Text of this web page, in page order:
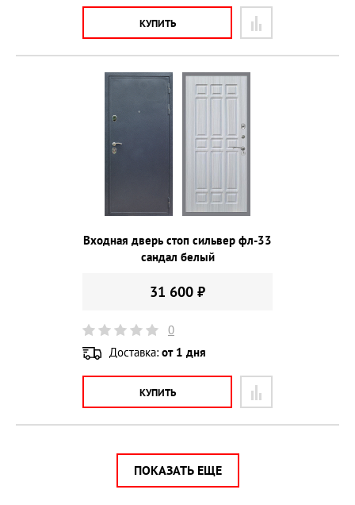
КУПИТЬ
Входная дверь стоп сильвер фл-33
сандал белый
31 600 ₽
0
Доставка: от 1 дня
КУПИТЬ
ПОКАЗАТЬ ЕЩЕ